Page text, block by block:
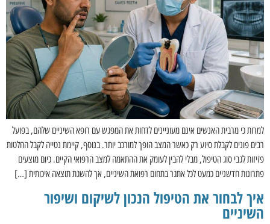
למרות כי מרבית האנשים אינם מעוניינים לדחות את המפגש עם רופא השיניים שלהם, בפועל
רבים פונים לקבלת סיוע רק כאשר המצב הופך למורכב יותר. בנוסף, קיימת נטייה לקבל החלטות
פזיזות לגבי סוג הטיפול, מבלי להבין לעומק את ההתאמה למצב הרפואי הקיים. כיום מוצעים
פתרונות חדשניים כמעט לכל אתגר בתחום רפואת השיניים, אך להשגת תוצאה איכותית […]
איך לבחור את הטיפול הנכון לשיקום ושיפור
השיניים